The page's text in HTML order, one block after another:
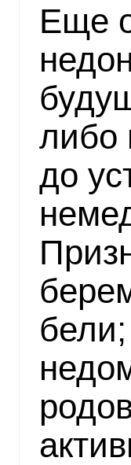
Еще
либо
до